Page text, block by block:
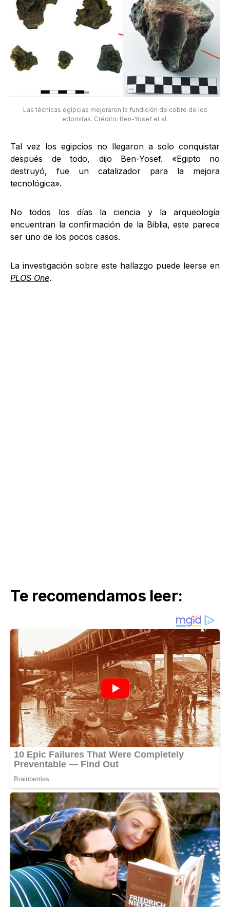
Las técnicas egipcias mejoraron la fundición de cobre de los
edomitas. Crédito: Ben-Yosef et al.
Tal vez los egipcios no llegaron a solo conquistar
después de todo, dijo Ben-Yosef. «Egipto no
destruyó, fue un catalizador para la mejora
tecnológica».
No todos los días la ciencia y la arqueología
encuentran la confirmación de la Biblia, este parece
ser uno de los pocos casos.
La investigación sobre este hallazgo puede leerse en
PLOS One.
Te recomendamos leer: